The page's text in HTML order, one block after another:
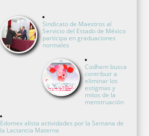
Sindicato de Maestros al
Servicio del Estado de México
participa en graduaciones
normales
Codhem busca
contribuir a
eliminar los
estigmas y
mitos de la
menstruación
Edomex alista actividades por la Semana de
la Lactancia Materna